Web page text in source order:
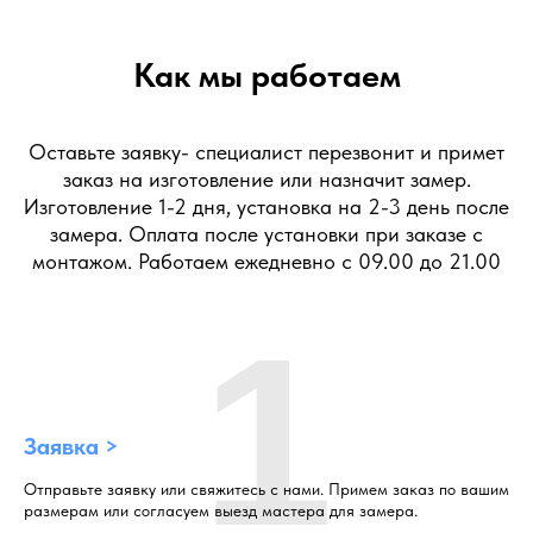
Как мы работаем
Оставьте заявку- специалист перезвонит и примет
заказ на изготовление или назначит замер.
Изготовление 1-2 дня, установка на 2-3 день после
замера. Оплата после установки при заказе с
монтажом. Работаем ежедневно с 09.00 до 21.00
Заявка >
Отправьте заявку или свяжитесь с нами. Примем заказ по вашим
размерам или согласуем выезд мастера для замера.
1